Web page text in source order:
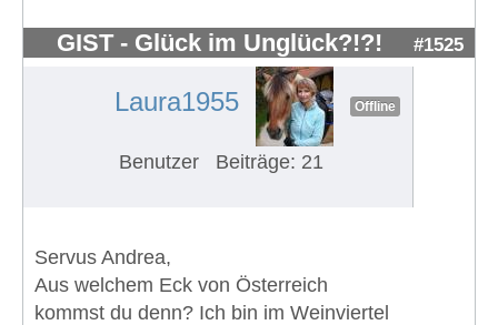
GIST - Glück im Unglück?!?! #1525
Laura1955 Offline
Benutzer Beiträge: 21
Servus Andrea,
Aus welchem Eck von Österreich
kommst du denn? Ich bin im Weinviertel